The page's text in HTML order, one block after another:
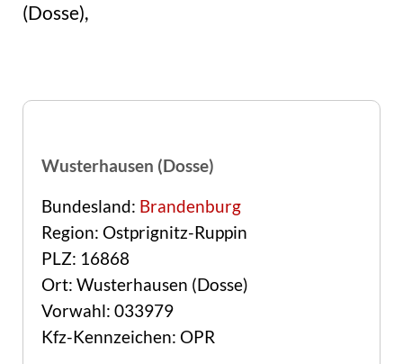
(Dosse),
Wusterhausen (Dosse)
Bundesland: Brandenburg
Region: Ostprignitz-Ruppin
PLZ: 16868
Ort: Wusterhausen (Dosse)
Vorwahl: 033979
Kfz-Kennzeichen: OPR